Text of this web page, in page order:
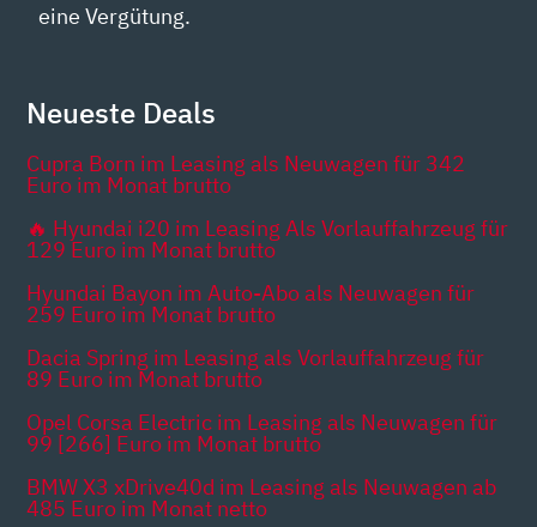
eine Vergütung.
Neueste Deals
Cupra Born im Leasing als Neuwagen für 342
Euro im Monat brutto
🔥 Hyundai i20 im Leasing Als Vorlauffahrzeug für
129 Euro im Monat brutto
Hyundai Bayon im Auto-Abo als Neuwagen für
259 Euro im Monat brutto
Dacia Spring im Leasing als Vorlauffahrzeug für
89 Euro im Monat brutto
Opel Corsa Electric im Leasing als Neuwagen für
99 [266] Euro im Monat brutto
BMW X3 xDrive40d im Leasing als Neuwagen ab
485 Euro im Monat netto